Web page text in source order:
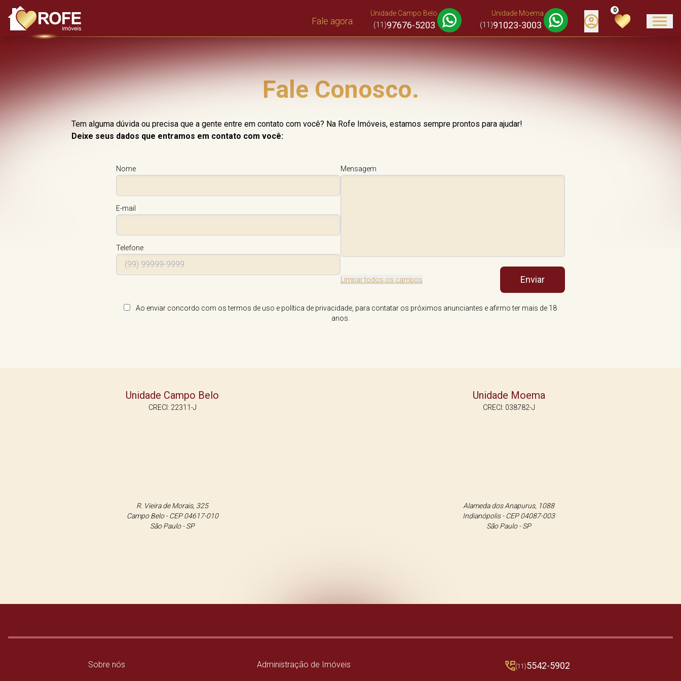
Fale agora:
Unidade Campo Belo
(11)97676-5203
Unidade Moema
(11)91023-3003
0
Fale Conosco.
Tem alguma dúvida ou precisa que a gente entre em contato com você? Na Rofe Imóveis, estamos sempre prontos para ajudar!
Deixe seus dados que entramos em contato com você:
Nome
E-mail
Telefone
Mensagem
Limpar todos os campos Enviar
Ao enviar concordo com os termos de uso e política de privacidade, para contatar os próximos anunciantes e afirmo ter mais de 18
anos.
Unidade Campo Belo
CRECI: 22311-J
R. Vieira de Morais, 325
Campo Belo - CEP 04617-010
São Paulo - SP
Unidade Moema
CRECI: 038782-J
Alameda dos Anapurus, 1088
Indianópolis - CEP 04087-003
São Paulo - SP
Sobre nós Administração de Imóveis (11)5542-5902